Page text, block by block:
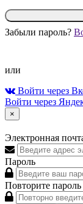
Забыли пароль?
или
Войти через
Войти через
×
Электронная
Пароль
Повторите пароль